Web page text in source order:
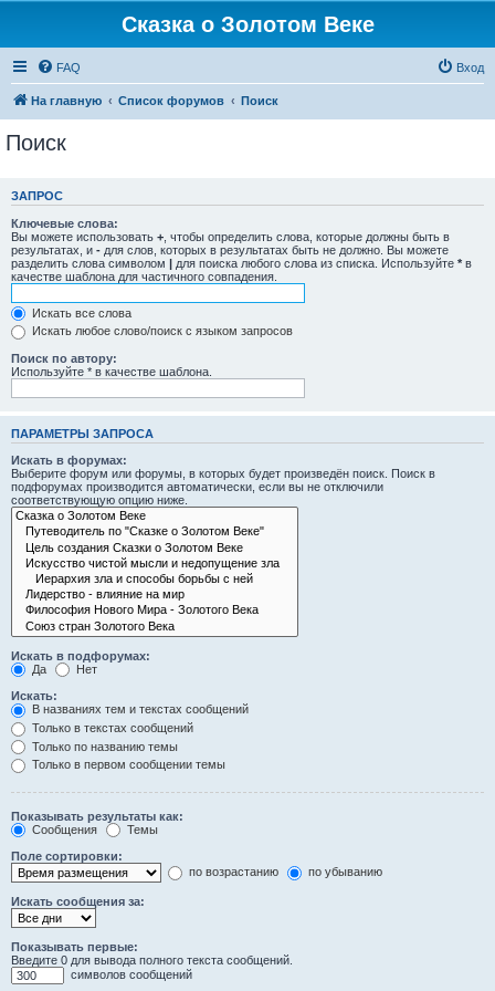
Сказка о Золотом Веке
FAQ Вход
На главную Список форумов Поиск
Поиск
ЗАПРОС
Ключевые слова:
Вы можете использовать + , чтобы определить слова, которые должны быть в
результатах, и - для слов, которых в результатах быть не должно. Вы можете
разделить слова символом | для поиска любого слова из списка. Используйте * в
качестве шаблона для частичного совпадения.
Искать все слова
Искать любое слово/поиск с языком запросов
Поиск по автору:
Используйте * в качестве шаблона.
ПАРАМЕТРЫ ЗАПРОСА
Искать в форумах:
Выберите форум или форумы, в которых будет произведён поиск. Поиск в
подфорумах производится автоматически, если вы не отключили
соответствующую опцию ниже.
Искать в подфорумах:
Да
Нет
Искать:
В названиях тем и текстах сообщений
Только в текстах сообщений
Только по названию темы
Только в первом сообщении темы
Показывать результаты как:
Сообщения
Темы
Поле сортировки:
по возрастанию
по убыванию
Искать сообщения за:
Показывать первые:
Введите 0 для вывода полного текста сообщений.
символов сообщений